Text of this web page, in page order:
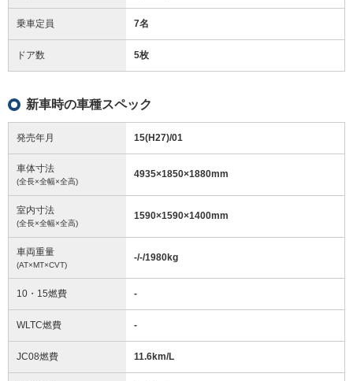
乗車定員 7名
ドア数 5枚
新車時の車種スペック
発売年月 15(H27)/01
車体寸法
(全長×全幅×全高)
4935×1850×1880mm
室内寸法
(全長×全幅×全高)
1590×1590×1400mm
車両重量
(AT×MT×CVT)
-/-/1980kg
10・15燃費 -
WLTC燃費 -
JC08燃費 11.6km/L